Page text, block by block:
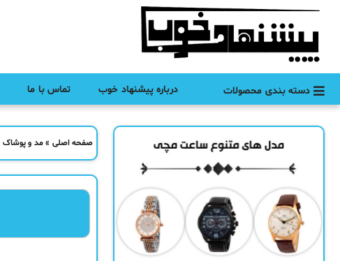
دسته بندی محصولات درباره پیشنهاد خوب تماس با ما
صفحه اصلی »مد و پوشاک